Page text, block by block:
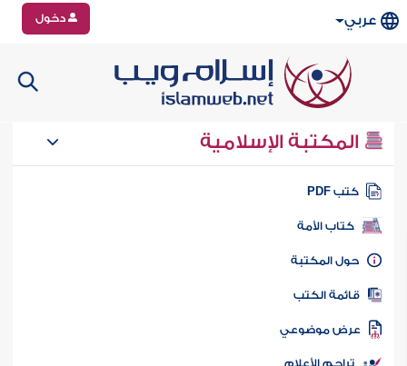
عربي دخول
المكتبة الإسلامية
كتب PDF
كتاب الأمة
المكتبة
الكتب